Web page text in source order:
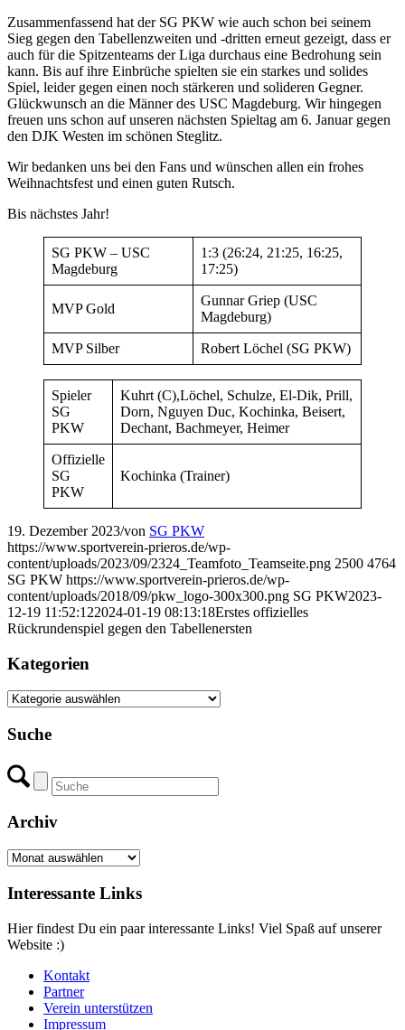
Zusammenfassend hat der SG PKW wie auch schon bei seinem
Sieg gegen den Tabellenzweiten und -dritten erneut gezeigt, dass er
auch für die Spitzenteams der Liga durchaus eine Bedrohung sein
kann. Bis auf ihre Einbrüche spielten sie ein starkes und solides
Spiel, leider gegen einen noch stärkeren und solideren Gegner.
Glückwunsch an die Männer des USC Magdeburg. Wir hingegen
freuen uns schon auf unseren nächsten Spieltag am 6. Januar gegen
den DJK Westen im schönen Steglitz.
Wir bedanken uns bei den Fans und wünschen allen ein frohes
Weihnachtsfest und einen guten Rutsch.
Bis nächstes Jahr!
SG PKW – USC
Magdeburg
1:3 (26:24, 21:25, 16:25,
17:25)
MVP Gold
Gunnar Griep (USC
Magdeburg)
MVP Silber Robert Löchel (SG PKW)
Spieler
SG
PKW
Kuhrt (C),Löchel, Schulze, El-Dik, Prill,
Dorn, Nguyen Duc, Kochinka, Beisert,
Dechant, Bachmeyer, Heimer
Offizielle
SG
PKW
Kochinka (Trainer)
19. Dezember 2023/von SG PKW
https://www.sportverein-prieros.de/wp-
content/uploads/2023/09/2324_Teamfoto_Teamseite.png 2500 4764
SG PKW https://www.sportverein-prieros.de/wp-
content/uploads/2018/09/pkw_logo-300x300.png SG PKW2023-
12-19 11:52:122024-01-19 08:13:18Erstes offizielles
Rückrundenspiel gegen den Tabellenersten
Kategorien
Kategorien
Suche
Archiv
Archiv
Interessante Links
Hier findest Du ein paar interessante Links! Viel Spaß auf unserer
Website :)
Kontakt
Partner
Verein unterstützen
Impressum